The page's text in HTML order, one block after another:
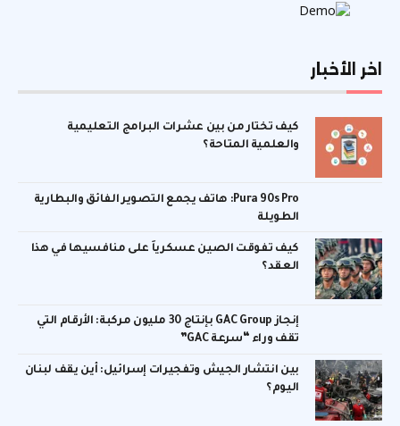
اخر الأخبار
كيف تختار من بين عشرات البرامج التعليمية
والعلمية المتاحة؟
Pura 90s Pro: هاتف يجمع التصوير الفائق والبطارية
الطويلة
كيف تفوقت الصين عسكرياً على منافسيها في هذا
العقد؟
إنجاز GAC Group بإنتاج 30 مليون مركبة: الأرقام التي
تقف وراء “سرعة GAC”
بين انتشار الجيش وتفجيرات إسرائيل: أين يقف لبنان
اليوم؟